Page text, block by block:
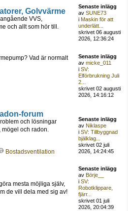
Golvvärme
VVS,
och allt som hör till.
Senaste inlägg
avSUNE73
iMaskin för att
underlätt...
skrivet 06 augusti
2026, 12:36:24
Vad är normalt
Senaste inlägg
avmicke_011
iSV:
Elförbrukning Juli
2...
skrivet 02 augusti
2026, 14:16:12
forum
och lösningar
mögel och radon.
Bostadsventilation
Senaste inlägg
avNiklaspe
iSV: Tillbyggnad
bjälklag...
skrivet 02 juli
2026, 14:24:45
mesta möjliga själv,
de vill dela med sig av!
Senaste inlägg
avBörje__
iSV:
Robotklippare,
fjärr...
skrivet 01 juli
2026, 20:04:39